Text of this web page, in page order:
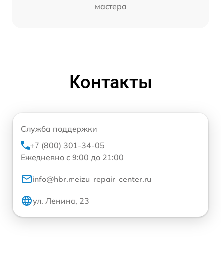
мастера
Контакты
Служба поддержки
+7 (800) 301-34-05
Ежедневно с 9:00 до 21:00
info@hbr.meizu-repair-center.ru
ул. Ленина, 23